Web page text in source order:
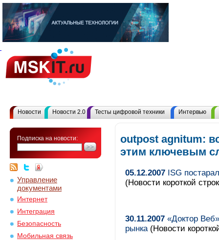
Новости Новости 2.0 Тесты цифровой техники Интервью
Подписка на новости:
Управление
документами
Интернет
Интеграция
Безопасность
Мобильная связь
outpost agnitum:
этим ключевым
05.12.2007 ISG
(Новости короткой
30.11.2007 «Доктор
рынка(Новости